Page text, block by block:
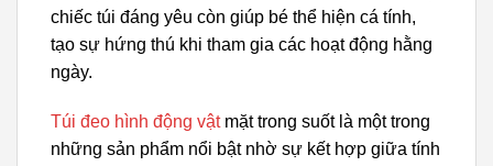
chiếc túi đáng yêu còn giúp bé thể hiện cá tính,
tạo sự hứng thú khi tham gia các hoạt động hằng
ngày.
Túi đeo hình động vậtmặt trong suốt là một trong
những sản phẩm nổi bật nhờ sự kết hợp giữa tính